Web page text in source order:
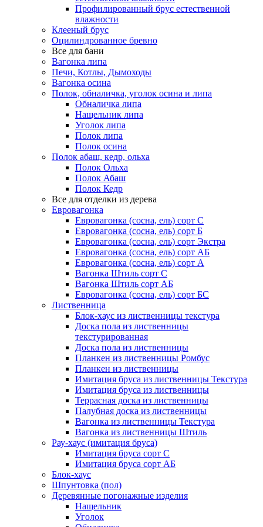
Профилированный брус естественной
влажности
Клееный брус
Оцилиндрованное бревно
Все для бани
Вагонка липа
Печи, Котлы, Дымоходы
Вагонка осина
Полок, обналичка, уголок осина и липа
Обналичка липа
Нащельник липа
Уголок липа
Полок липа
Полок осина
Полок абаш, кедр, ольха
Полок Ольха
Полок Абаш
Полок Кедр
Все для отделки из дерева
Евровагонка
Евровагонка (сосна, ель) сорт С
Евровагонка (сосна, ель) сорт Б
Евровагонка (сосна, ель) сорт Экстра
Евровагонка (сосна, ель) сорт АБ
Евровагонка (сосна, ель) сорт А
Вагонка Штиль сорт С
Вагонка Штиль сорт АБ
Евровагонка (сосна, ель) сорт БС
Лиственница
Блок-хаус из лиственницы текстура
Доска пола из лиственницы
текстурированная
Доска пола из лиственницы
Планкен из лиственницы Ромбус
Планкен из лиственницы
Имитация бруса из лиственницы Текстура
Имитация бруса из лиственницы
Террасная доска из лиственницы
Палубная доска из лиственницы
Вагонка из лиственницы Текстура
Вагонка из лиственницы Штиль
Рау-хаус (имитация бруса)
Имитация бруса сорт С
Имитация бруса сорт АБ
Блок-хаус
Шпунтовка (пол)
Деревянные погонажные изделия
Нащельник
Уголок